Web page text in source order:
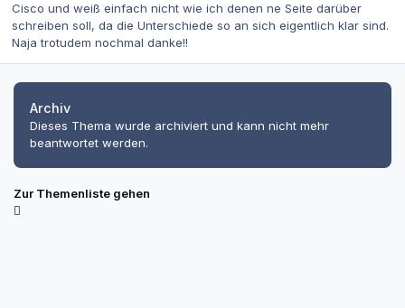
Cisco und weiß einfach nicht wie ich denen ne Seite darüber
schreiben soll, da die Unterschiede so an sich eigentlich klar sind.
Naja trotudem nochmal danke!!
Archiv
Dieses Thema wurde archiviert und kann nicht mehr
beantwortet werden.
Zur Themenliste gehen